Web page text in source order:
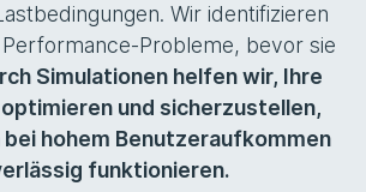
Wir identifizieren
Probleme, bevor sie
Simulationen helfen wir, Ihre
und sicherzustellen,
bei hohem Benutzeraufkommen
funktionieren.